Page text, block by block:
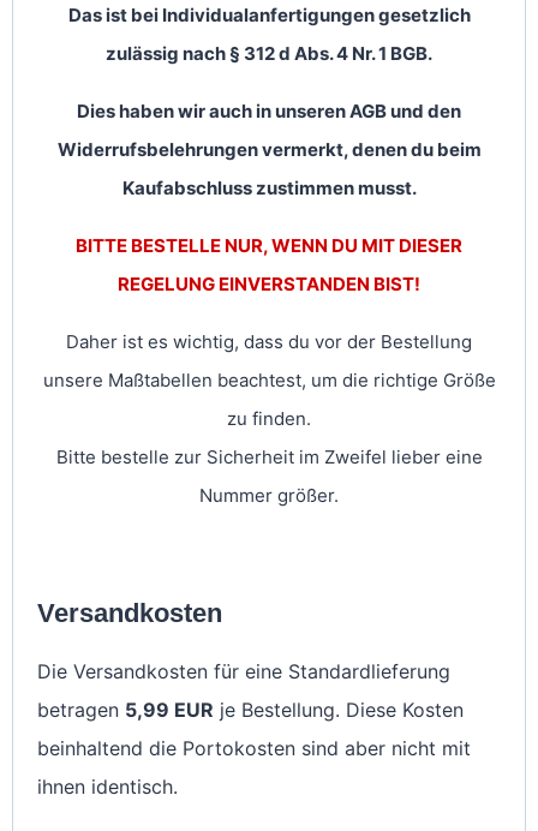
Das ist bei Individualanfertigungen gesetzlich
zulässig nach § 312 d Abs. 4 Nr. 1 BGB.
Dies haben wir auch in unseren AGB und den
Widerrufsbelehrungen vermerkt, denen du beim
Kaufabschluss zustimmen musst.
BITTE BESTELLE NUR, WENN DU MIT DIESER
REGELUNG EINVERSTANDEN BIST!
Daher ist es wichtig, dass du vor der Bestellung
unsere Maßtabellen beachtest, um die richtige Größe
zu finden.
Bitte bestelle zur Sicherheit im Zweifel lieber eine
Nummer größer.
Versandkosten
Die Versandkosten für eine Standardlieferung
betragen 5,99 EUR je Bestellung. Diese Kosten
beinhaltend die Portokosten sind aber nicht mit
ihnen identisch.